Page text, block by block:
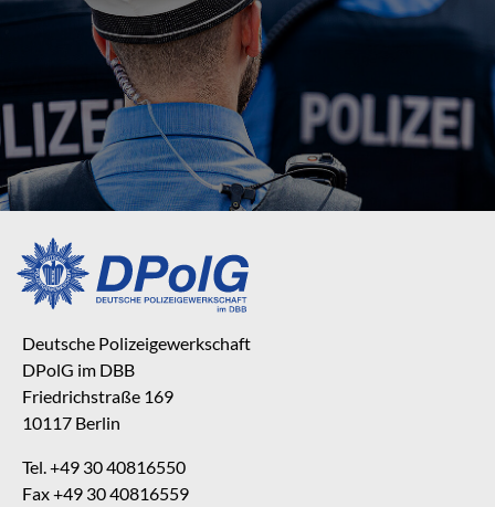
Deutsche Polizeigewerkschaft
DPolG im DBB
Friedrichstraße 169
10117 Berlin
Tel. +49 30 40816550
Fax +49 30 40816559